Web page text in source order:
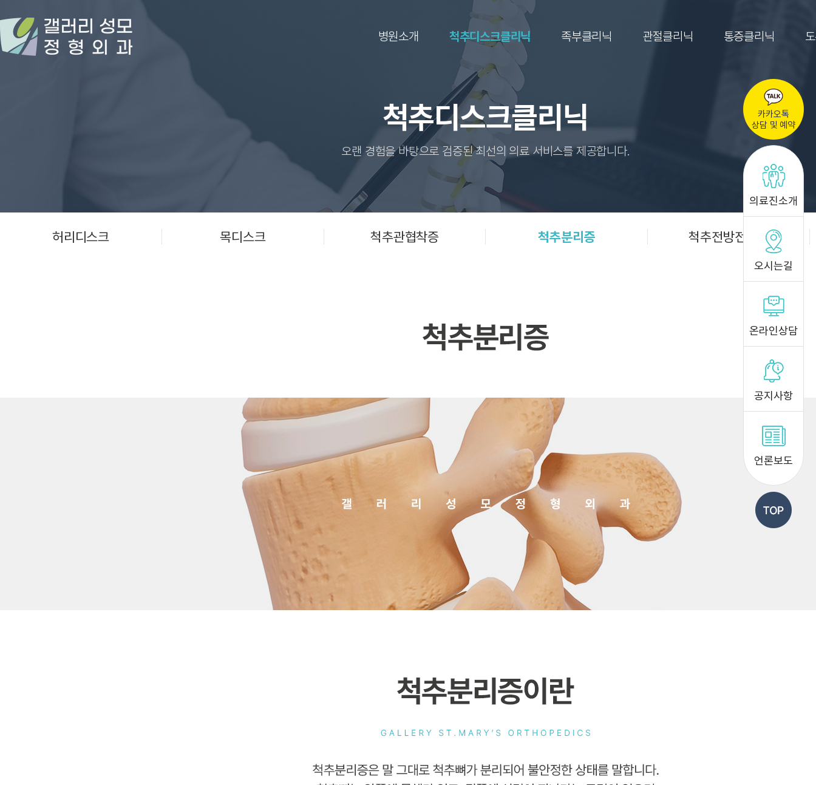
카카오톡
상담 및 예약
의료진소개
오시는길
온라인상담
공지사항
언론보도
병원소개 척추디스크클리닉 족부클리닉 관절클리닉 통증클리닉
척추디스크클리닉
오랜 경험을 바탕으로 검증된 최선의 의료 서비스를 제공합니다.
허리디스크 목디스크 척추관협착증 척추분리증 척추전방전위증